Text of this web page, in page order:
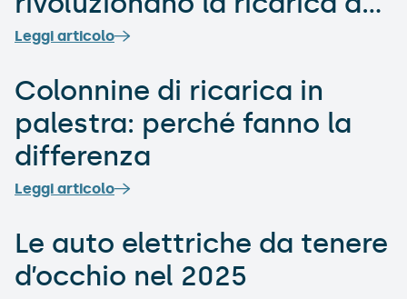
veicoli elettrici
Leggi articolo
Colonnine di ricarica in
palestra: perché fanno la
differenza
Leggi articolo
Le auto elettriche da tenere
d’occhio nel 2025